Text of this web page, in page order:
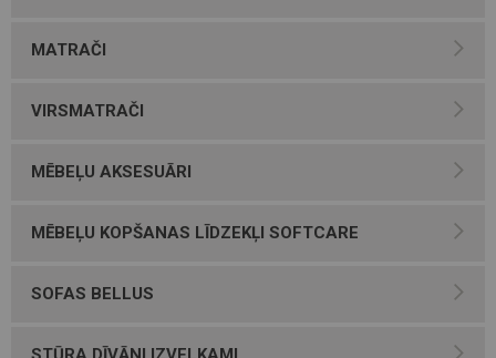
MATRAČI
VIRSMATRAČI
MĒBEĻU AKSESUĀRI
MĒBEĻU KOPŠANAS LĪDZEKĻI SOFTCARE
SOFAS BELLUS